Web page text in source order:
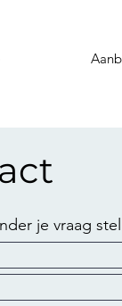
je vraag